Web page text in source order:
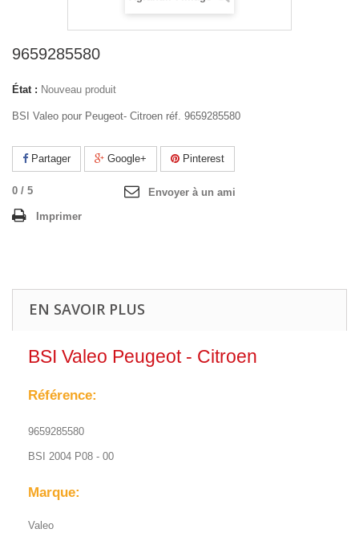
9659285580
État : Nouveau produit
BSI Valeo pour Peugeot- Citroen réf. 9659285580
Partager Google+ Pinterest
0 / 5
Envoyer à un ami
Imprimer
EN SAVOIR PLUS
BSI Valeo Peugeot - Citroen
Référence:
9659285580
BSI 2004 P08 - 00
Marque:
Valeo